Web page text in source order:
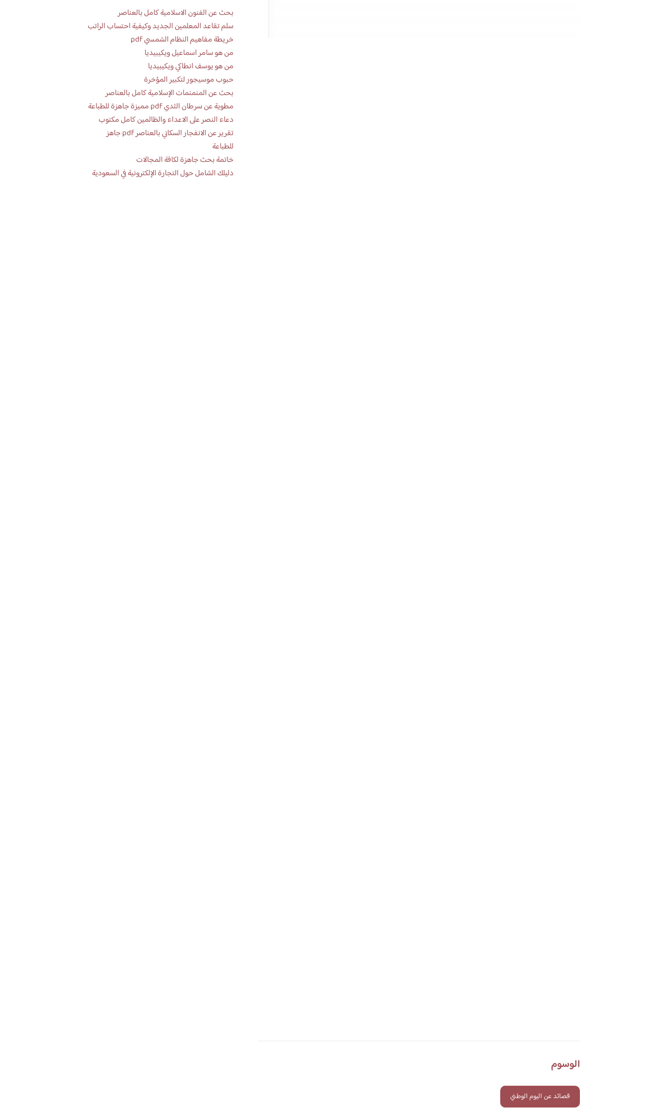
الوسوم
قصائد عن اليوم الوطني
بحث عن الفنون الاسلامية كامل بالعناصر
سلم تقاعد المعلمين الجديد وكيفية احتساب الراتب
خريطة مفاهيم النظام الشمسي pdf
من هو سامر اسماعيل ويكيبيديا
من هو يوسف انطاكي ويكيبيديا
حبوب موسيجور لتكبير المؤخرة
بحث عن المنمنمات الإسلامية كامل بالعناصر
مطوية عن سرطان الثدي pdf مميزة جاهزة للطباعة
دعاء النصر على الاعداء والظالمين كامل مكتوب
تقرير عن الانفجار السكاني بالعناصر pdf جاهز
للطباعة
خاتمة بحث جاهزة لكافة المجالات
دليلك الشامل حول التجارة الإلكترونية في السعودية